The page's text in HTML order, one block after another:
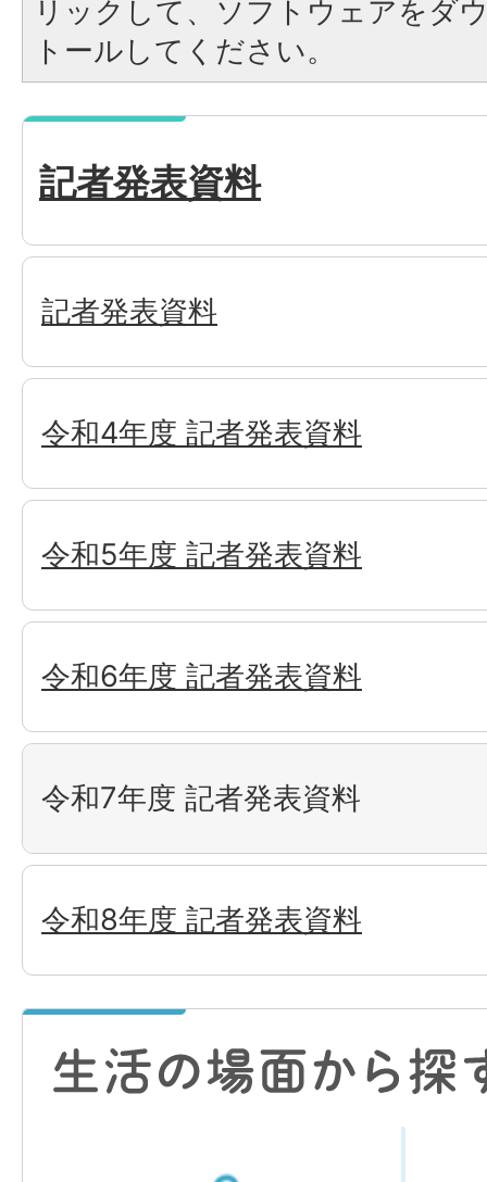
リックして、ソフトウェアをダ
トールしてください。
記者発表資料
記者発表資料
令和4年度 記者発表資料
令和5年度 記者発表資料
令和6年度 記者発表資料
令和7年度 記者発表資料
令和8年度 記者発表資料